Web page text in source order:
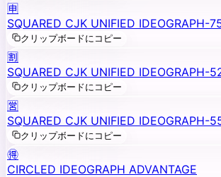
🈸
SQUARED CJK UNIFIED IDEOGRAPH-
クリップボードにコピー
🈹
SQUARED CJK UNIFIED IDEOGRAPH-
クリップボードにコピー
🈺
SQUARED CJK UNIFIED IDEOGRAPH-
クリップボードにコピー
🉐
CIRCLED IDEOGRAPH ADVANTAGE